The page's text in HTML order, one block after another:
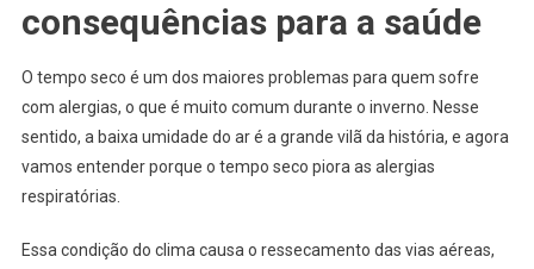
consequências para a saúde
O tempo seco é um dos maiores problemas para quem sofre
com alergias, o que é muito comum durante o inverno. Nesse
sentido, a baixa umidade do ar é a grande vilã da história, e agora
vamos entender porque o tempo seco piora as alergias
respiratórias.
Essa condição do clima causa o ressecamento das vias aéreas,